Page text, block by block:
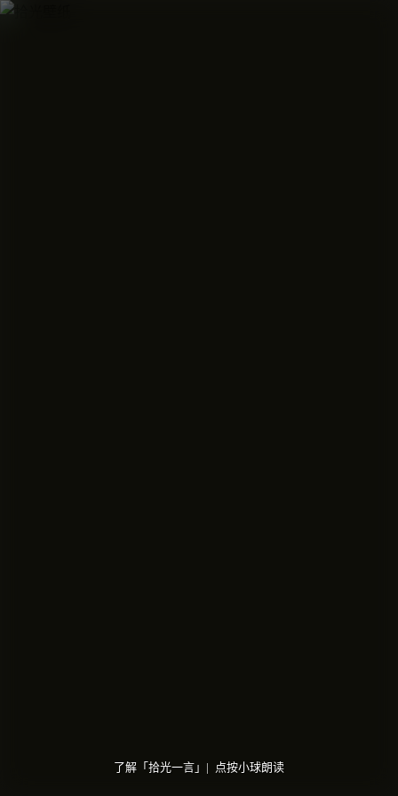
了解「拾光一言」| 点按小球朗读